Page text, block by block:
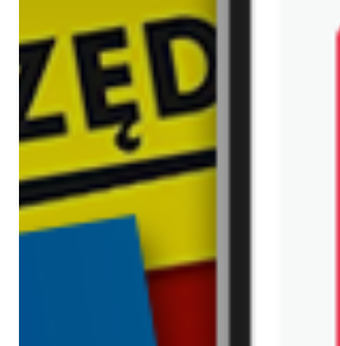
już za 1 dzień
Biedronka
WIĘCEJ GAZETEK